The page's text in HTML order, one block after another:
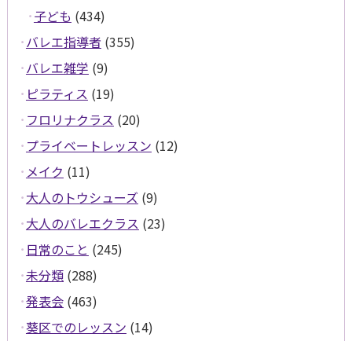
子ども (434)
バレエ指導者 (355)
バレエ雑学 (9)
ピラティス (19)
フロリナクラス (20)
プライベートレッスン (12)
メイク (11)
大人のトウシューズ (9)
大人のバレエクラス (23)
日常のこと (245)
未分類(288)
発表会(463)
葵区でのレッスン (14)